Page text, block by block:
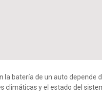
la batería de un auto
climáticas y el estado del